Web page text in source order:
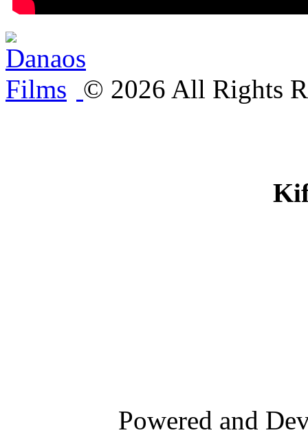
© 2026 All Rights
Powered and